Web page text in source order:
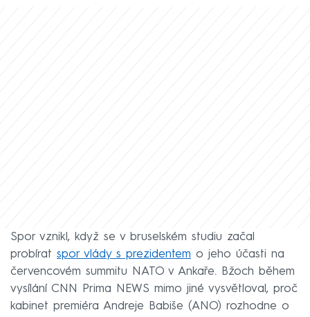
Spor vznikl, když se v bruselském studiu začal
probírat spor vlády s prezidentem o jeho účasti na
červencovém summitu NATO v Ankaře. Bžoch během
vysílání CNN Prima NEWS mimo jiné vysvětloval, proč
kabinet premiéra Andreje Babiše (ANO) rozhodne o